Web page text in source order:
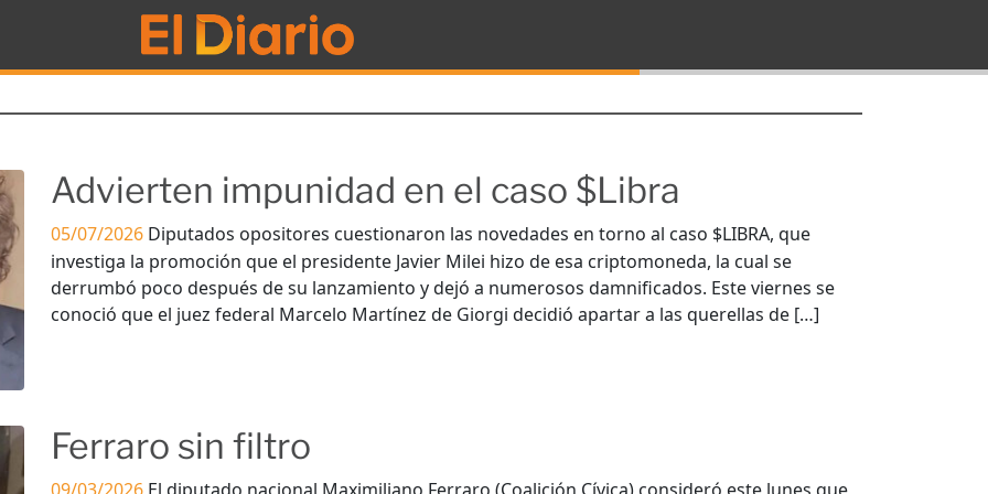
Advierten impunidad en el caso $Libra
05/07/2026 Diputados opositores cuestionaron las novedades en torno al caso $LIBRA, que
investiga la promoción que el presidente Javier Milei hizo de esa criptomoneda, la cual se
derrumbó poco después de su lanzamiento y dejó a numerosos damnificados. Este viernes se
conoció que el juez federal Marcelo Martínez de Giorgi decidió apartar a las querellas de […]
Ferraro sin filtro